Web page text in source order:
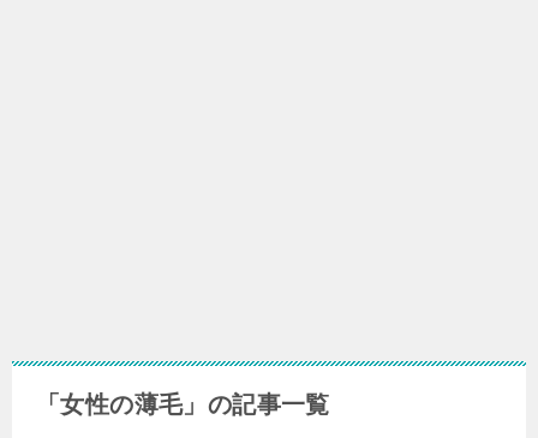
「女性の薄毛」の記事一覧